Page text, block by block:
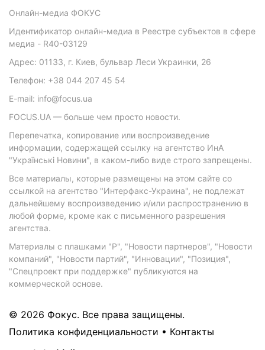
Онлайн-медиа ФОКУС
Идентификатор онлайн-медиа в Реестре субъектов в сфере
медиа - R40-03129
Адрес: 01133, г. Киев, бульвар Леси Украинки, 26
Телефон: +38 044 207 45 54
E-mail: info@focus.ua
FOCUS.UA — больше чем просто новости.
Перепечатка, копирование или воспроизведение
информации, содержащей ссылку на агентство ИнА
"Українські Новини", в каком-либо виде строго запрещены.
Все материалы, которые размещены на этом сайте со
ссылкой на агентство "Интерфакс-Украина", не подлежат
дальнейшему воспроизведению и/или распространению в
любой форме, кроме как с письменного разрешения
агентства.
Материалы с плашками "Р", "Новости партнеров", "Новости
компаний", "Новости партий", "Инновации", "Позиция",
"Спецпроект при поддержке" публикуются на
коммерческой основе.
© 2026 Фокус. Все права защищены.
Политика конфиденциальности • Контакты